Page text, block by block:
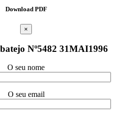
Download PDF
×
Nº5482 31MAI1996
O seu nome
O seu email